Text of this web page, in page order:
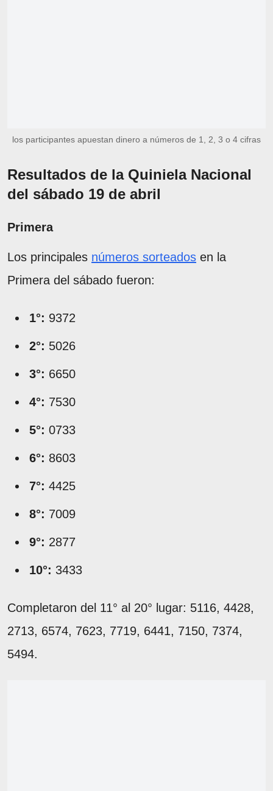
los participantes apuestan dinero a números de 1, 2, 3 o 4 cifras
Resultados de la Quiniela Nacional
del sábado 19 de abril
Primera
Los principales números sorteados en la
Primera del sábado fueron:
1°: 9372
2°: 5026
3°: 6650
4°: 7530
5°: 0733
6°: 8603
7°: 4425
8°: 7009
9°: 2877
10°: 3433
Completaron del 11° al 20° lugar: 5116, 4428,
2713, 6574, 7623, 7719, 6441, 7150, 7374,
5494.